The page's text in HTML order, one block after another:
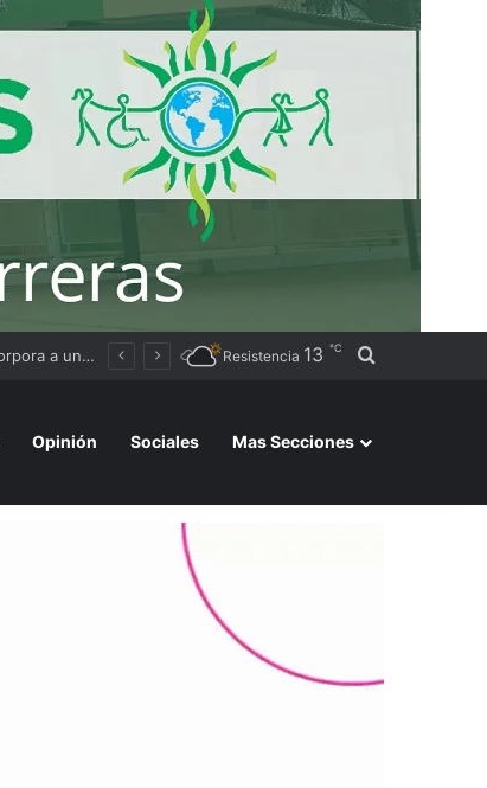
Causa Insaurralde-Cirio: la Justicia desestimó los videos de los dólares por fallas en la cadena de custodia Resistencia 13 ℃ Buscar por
Opinión Sociales Mas Secciones